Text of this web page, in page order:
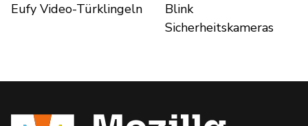
Eufy Video-Türklingeln
Blink
Sicherheitskameras